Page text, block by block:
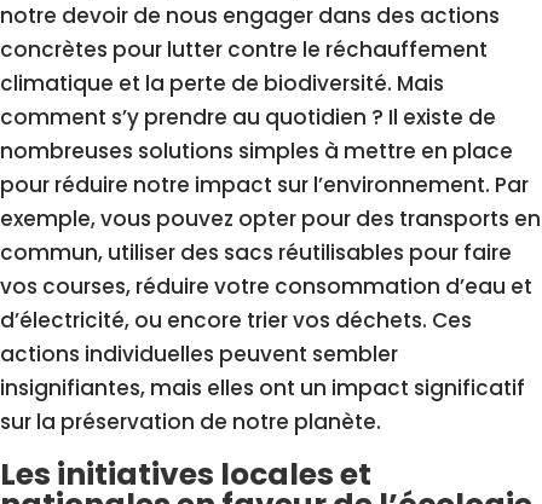
notre devoir de nous engager dans des actions
concrètes pour lutter contre le réchauffement
climatique et la perte de biodiversité. Mais
comment s’y prendre au quotidien ? Il existe de
nombreuses solutions simples à mettre en place
pour réduire notre impact sur l’environnement. Par
exemple, vous pouvez opter pour des transports en
commun, utiliser des sacs réutilisables pour faire
vos courses, réduire votre consommation d’eau et
d’électricité, ou encore trier vos déchets. Ces
actions individuelles peuvent sembler
insignifiantes, mais elles ont un impact significatif
sur la préservation de notre planète.
Les initiatives locales et